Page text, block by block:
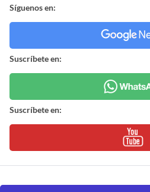
Síguenos en:
Suscríbete en:
Suscríbete en: